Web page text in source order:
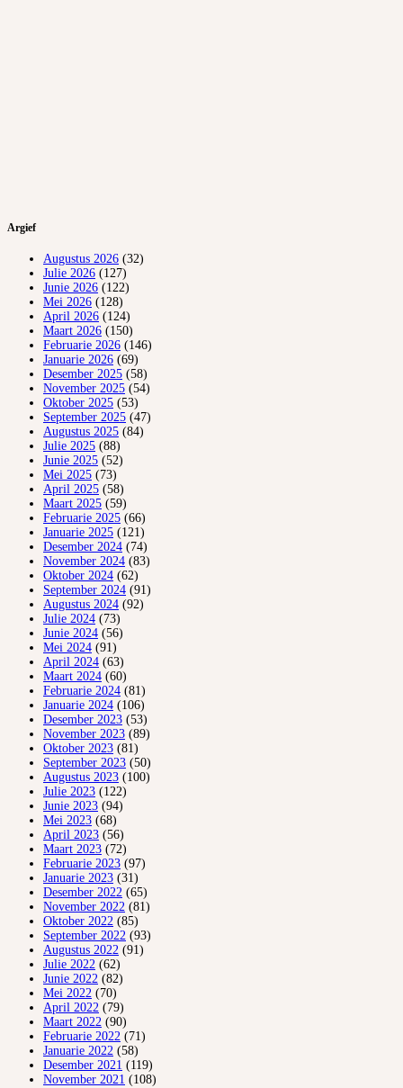
Argief
Augustus 2026 (32)
Julie 2026 (127)
Junie 2026 (122)
Mei 2026 (128)
April 2026 (124)
Maart 2026 (150)
Februarie 2026 (146)
Januarie 2026 (69)
Desember 2025 (58)
November 2025 (54)
Oktober 2025 (53)
September 2025 (47)
Augustus 2025 (84)
Julie 2025 (88)
Junie 2025 (52)
Mei 2025 (73)
April 2025 (58)
Maart 2025 (59)
Februarie 2025 (66)
Januarie 2025 (121)
Desember 2024 (74)
November 2024 (83)
Oktober 2024 (62)
September 2024 (91)
Augustus 2024 (92)
Julie 2024 (73)
Junie 2024 (56)
Mei 2024 (91)
April 2024 (63)
Maart 2024 (60)
Februarie 2024 (81)
Januarie 2024 (106)
Desember 2023 (53)
November 2023 (89)
Oktober 2023 (81)
September 2023 (50)
Augustus 2023 (100)
Julie 2023 (122)
Junie 2023 (94)
Mei 2023 (68)
April 2023 (56)
Maart 2023 (72)
Februarie 2023 (97)
Januarie 2023 (31)
Desember 2022 (65)
November 2022 (81)
Oktober 2022 (85)
September 2022 (93)
Augustus 2022 (91)
Julie 2022 (62)
Junie 2022 (82)
Mei 2022 (70)
April 2022 (79)
Maart 2022 (90)
Februarie 2022 (71)
Januarie 2022 (58)
Desember 2021 (119)
November 2021 (108)